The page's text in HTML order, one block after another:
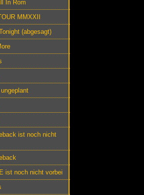
In Rom
MMXXII
(abgesagt)
ist noch nicht
ist noch nicht vorbei